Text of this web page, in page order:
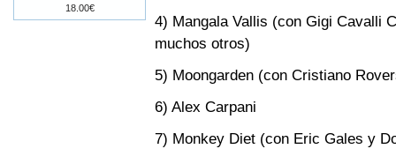
4) Mangala Vallis (con Gigi Cavalli
muchos otros)
5) Moongarden (con Cristiano
6) Alex Carpani
7) Monkey Diet (con Eric Gales y
18.00€